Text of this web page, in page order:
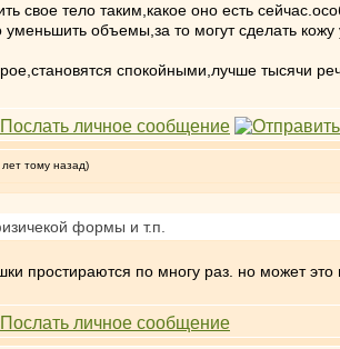
свое тело таким,какое оно есть
объемы,за то могут сделать кожу
спокойными,лучше тысячи
тому назад)
формы и т.п.
простираются по многу раз. но может